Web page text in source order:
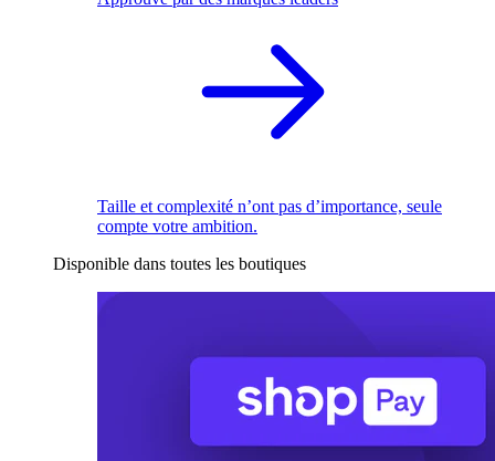
Taille et complexité n’ont pas d’importance, seule
compte votre ambition.
Disponible dans toutes les boutiques